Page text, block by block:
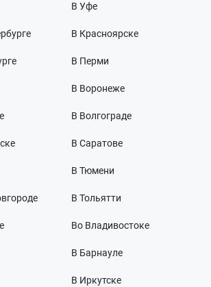
В Уфе
В Красноярске
В Перми
В Воронеже
В Волгограде
В Саратове
В Тюмени
В Тольятти
Во Владивостоке
В Барнауле
В Иркутске